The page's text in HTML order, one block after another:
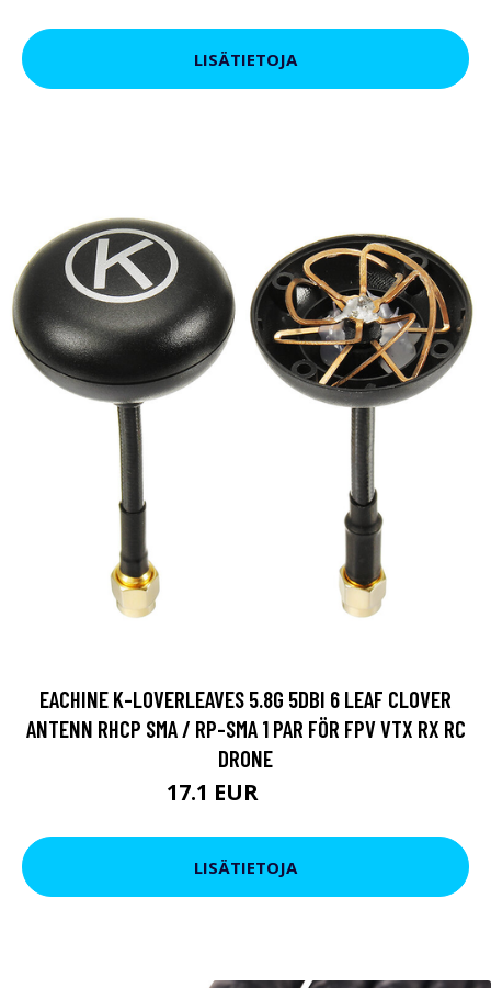
LISÄTIETOJA
EACHINE K-LOVERLEAVES 5.8G 5DBI 6 LEAF CLOVER
ANTENN RHCP SMA / RP-SMA 1 PAR FÖR FPV VTX RX RC
DRONE
17.1 EUR
LISÄTIETOJA